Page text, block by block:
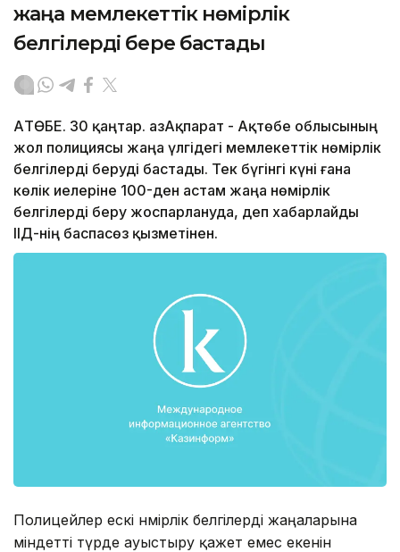
жаңа мемлекеттік нөмірлік
белгілерді бере бастады
АҚТӨБЕ. 30 қаңтар. ҚазАқпарат - Ақтөбе облысының
жол полициясы жаңа үлгідегі мемлекеттік нөмірлік
белгілерді беруді бастады. Тек бүгінгі күні ғана
көлік иелеріне 100-ден астам жаңа нөмірлік
белгілерді беру жоспарлануда, деп хабарлайды
ІІД-нің баспасөз қызметінен.
Полицейлер ескі нөмірлік белгілерді жаңаларына
міндетті түрде ауыстыру қажет емес екенін